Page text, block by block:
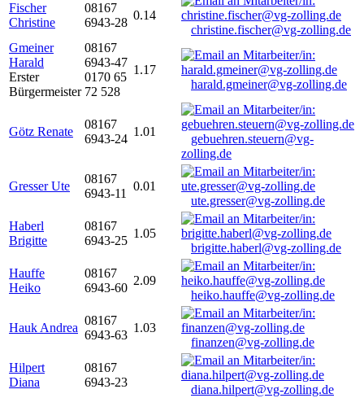
Fischer
Christine
08167
6943-28
0.14
christine.fischer@vg-zolling.de
Gmeiner
Harald
Erster
Bürgermeister
08167
6943-47
0170 65
72 528
1.17
harald.gmeiner@vg-zolling.de
Götz Renate
08167
6943-24
1.01
gebuehren.steuern@vg-
zolling.de
Gresser Ute
08167
6943-11
0.01
ute.gresser@vg-zolling.de
Haberl
Brigitte
08167
6943-25
1.05
brigitte.haberl@vg-zolling.de
Hauffe
Heiko
08167
6943-60
2.09
heiko.hauffe@vg-zolling.de
Hauk Andrea
08167
6943-63
1.03
finanzen@vg-zolling.de
Hilpert
Diana
08167
6943-23
diana.hilpert@vg-zolling.de